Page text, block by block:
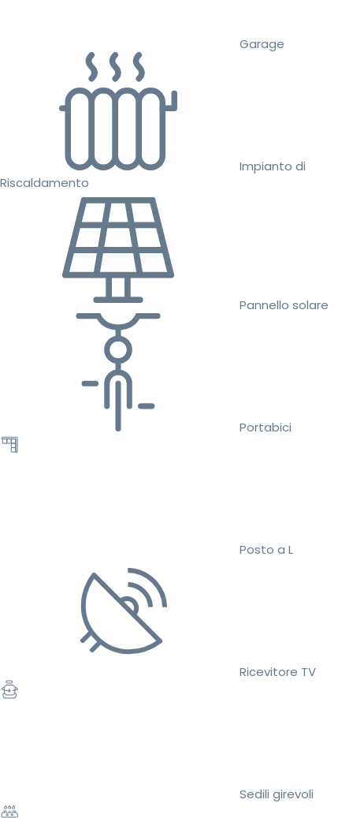
Garage
Impianto di
Riscaldamento
Pannello solare
Portabici
Posto a L
Ricevitore TV
Sedili girevoli